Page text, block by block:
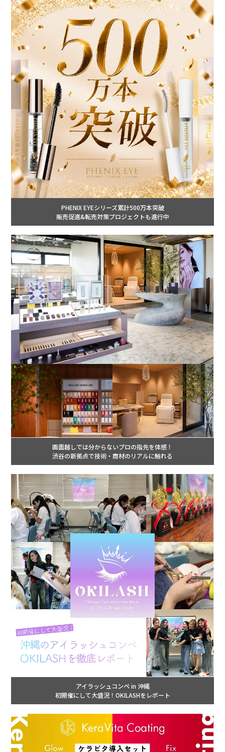
PHENIX EYEシリーズ累計500万本突破
販売促進&転売対策プロジェクトも進行中
画面越しでは分からないプロの指先を体感！
渋谷の新拠点で技術・商材のリアルに触れる
アイラッシュコンペ in 沖縄
初開催にして大盛況！OKILASHをレポート